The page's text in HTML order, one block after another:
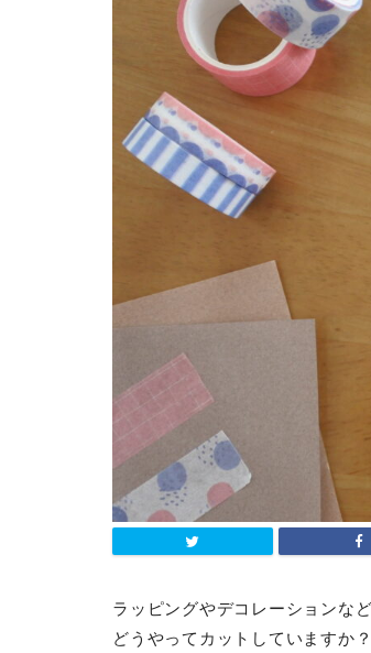
ラッピングやデコレーションな
どうやってカットしていますか？